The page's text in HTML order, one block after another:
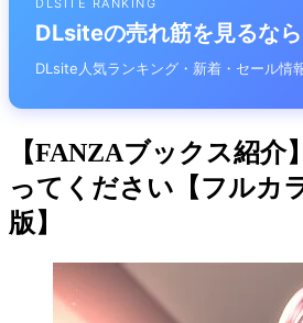
DLSITE RANKING
DLsiteの売れ筋を見るなら
DLsite人気ランキング・新着・セール情
【FANZAブックス紹介
ってください【フルカ
版】